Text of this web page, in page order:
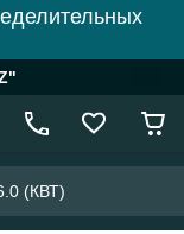
(КВТ)